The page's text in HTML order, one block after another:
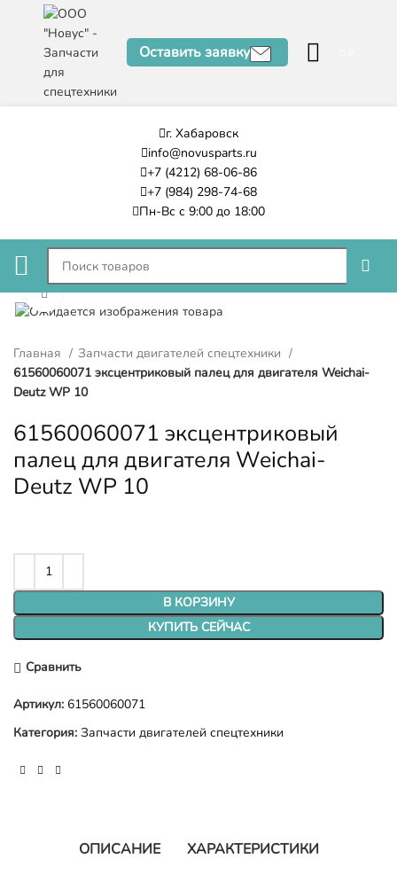
Оставить заявку
г. Хабаровск
info@novusparts.ru
+7 (4212) 68-06-86
+7 (984) 298-74-68
Пн-Вс с 9:00 до 18:00
Нажмите, чтобы увеличить
Главная
Запчасти двигателей спецтехники
61560060071 эксцентриковый палец для двигателя Weichai-
Deutz WP 10
61560060071 эксцентриковый
палец для двигателя Weichai-
Deutz WP 10
В КОРЗИНУ
КУПИТЬ СЕЙЧАС
Сравнить
Артикул: 61560060071
Категория: Запчасти двигателей спецтехники
ОПИСАНИЕ ХАРАКТЕРИСТИКИ